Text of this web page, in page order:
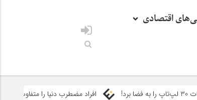
اقتصادی
افراد مضطرب دنیا را متفاوت می بینند! چرا